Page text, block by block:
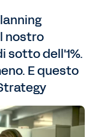
nostro
sotto dell'1%.
E questo